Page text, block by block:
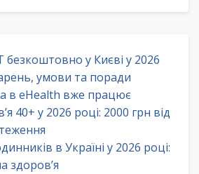
у Києві у 2026
умови та поради
в eHealth вже працює
40+ у 2026 році: 2000 грн від
в Україні у 2026 році:
здоров’я